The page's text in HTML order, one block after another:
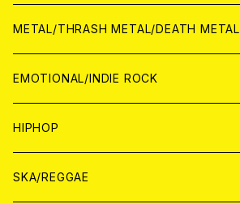
ANALOG
CD
ANALOG
CD
ANALOG
WORLD
CD
ANALOG
JAPAN
CD
ANALOG
WORLD
CD
ANALOG
METAL/THRASH METAL/DEATH METAL
JAPAN
CD
ANALOG
WORLD
ANALOG
EMOTIONAL/INDIE ROCK
JAPAN
CD
WORLD
HIPHOP
JAPAN
SKA/REGGAE